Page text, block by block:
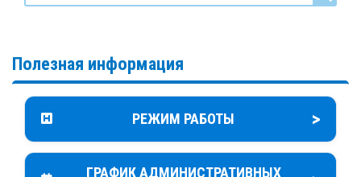
Полезная информация
РEЖИМ РАБОТЫ >
ГРАФИК АДМИНИСТРАТИВНЫХ